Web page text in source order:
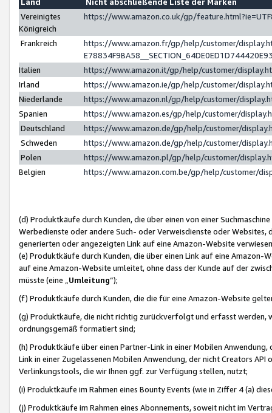
Vereinigtes
Königreich
https://www.amazon.co.uk/gp/
Frankreich
https://www.amazon.fr/gp/help/customer/
Italien
https://www.amazon.it/gp/help/customer/
Irland
https://www.amazon.ie/gp/help/customer/
Niederlande
https://www.amazon.nl/gp/help/customer/
Spanien
https://www.amazon.es/gp/help/customer/
Deutschland
https://www.amazon.de/gp/help/customer/
Schweden
https://www.amazon.de/gp/help/customer/
Polen
https://www.amazon.pl/gp/help/customer/
Belgien
https://www.amazon.com.be/gp/help/customer/
(d) Produktkäufe durch Kunden, die über einen von einer
Werbedienste oder andere Such- oder Verweisdienste oder Websites,
generierten oder angezeigten Link auf eine Amazon-Website
(e) Produktkäufe durch Kunden, die über einen Link auf eine
auf eine Amazon-Website umleitet, ohne dass der Kunde auf der
müsste (eine „ Umleitung“);
(f) Produktkäufe durch Kunden, die die für eine Amazon-Website
(g) Produktkäufe, die nicht richtig zurückverfolgt und erfasst werden,
ordnungsgemäß formatiert sind;
(h) Produktkäufe über einen Partner-Link in einer Mobilen
Link in einer Zugelassenen Mobilen Anwendung, der nicht Creators
Verlinkungstools, die wir Ihnen ggf. zur Verfügung stellen, nutzt;
(i) Produktkäufe im Rahmen eines Bounty Events (wie in Ziffer 4 (a)
(j) Produktkäufe im Rahmen eines Abonnements, soweit nicht im